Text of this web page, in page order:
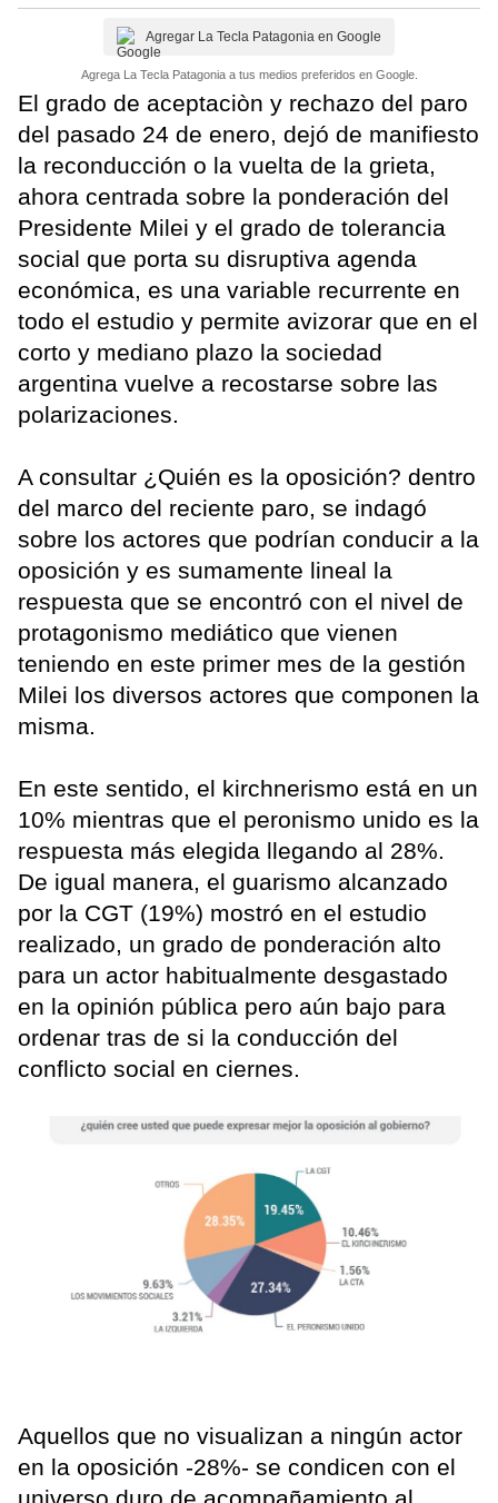
Agregar La Tecla Patagonia en Google
Agrega La Tecla Patagonia a tus medios preferidos en Google.
El grado de aceptaciòn y rechazo del paro
del pasado 24 de enero, dejó de manifiesto
la reconducción o la vuelta de la grieta,
ahora centrada sobre la ponderación del
Presidente Milei y el grado de tolerancia
social que porta su disruptiva agenda
económica, es una variable recurrente en
todo el estudio y permite avizorar que en el
corto y mediano plazo la sociedad
argentina vuelve a recostarse sobre las
polarizaciones.
A consultar ¿Quién es la oposición? dentro
del marco del reciente paro, se indagó
sobre los actores que podrían conducir a la
oposición y es sumamente lineal la
respuesta que se encontró con el nivel de
protagonismo mediático que vienen
teniendo en este primer mes de la gestión
Milei los diversos actores que componen la
misma.
En este sentido, el kirchnerismo está en un
10% mientras que el peronismo unido es la
respuesta más elegida llegando al 28%.
De igual manera, el guarismo alcanzado
por la CGT (19%) mostró en el estudio
realizado, un grado de ponderación alto
para un actor habitualmente desgastado
en la opinión pública pero aún bajo para
ordenar tras de si la conducción del
conflicto social en ciernes.
Aquellos que no visualizan a ningún actor
en la oposición -28%- se condicen con el
universo duro de acompañamiento al